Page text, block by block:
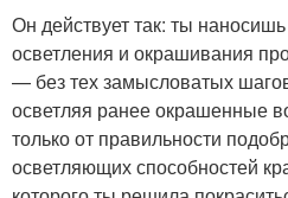
Он действует так: ты
осветления и окрашивания
— без тех замысловатых
осветляя ранее окрашенные
только от правильности
осветляющих способностей